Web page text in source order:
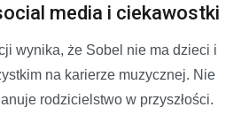
media i ciekawostki
wynika, że Sobel nie ma dzieci i
na karierze muzycznej. Nie
rodzicielstwo w przyszłości.